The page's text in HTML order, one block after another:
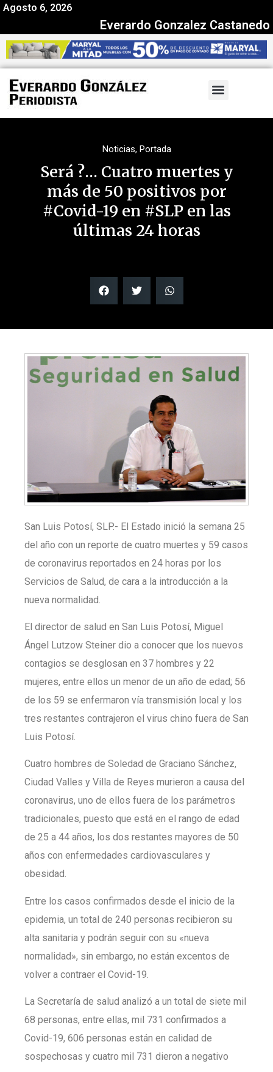
Agosto 6, 2026
Everardo Gonzalez Castanedo
Noticias, Portada
Será ?… Cuatro muertes y
más de 50 positivos por
#Covid-19 en #SLP en las
últimas 24 horas
San Luis Potosí, SLP.- El Estado inició la semana 25
del año con un reporte de cuatro muertes y 59 casos
de coronavirus reportados en 24 horas por los
Servicios de Salud, de cara a la introducción a la
nueva normalidad.
El director de salud en San Luis Potosí, Miguel
Ángel Lutzow Steiner dio a conocer que los nuevos
contagios se desglosan en 37 hombres y 22
mujeres, entre ellos un menor de un año de edad; 56
de los 59 se enfermaron vía transmisión local y los
tres restantes contrajeron el virus chino fuera de San
Luis Potosí.
Cuatro hombres de Soledad de Graciano Sánchez,
Ciudad Valles y Villa de Reyes murieron a causa del
coronavirus, uno de ellos fuera de los parámetros
tradicionales, puesto que está en el rango de edad
de 25 a 44 años, los dos restantes mayores de 50
años con enfermedades cardiovasculares y
obesidad.
Entre los casos confirmados desde el inicio de la
epidemia, un total de 240 personas recibieron su
alta sanitaria y podrán seguir con su «nueva
normalidad», sin embargo, no están excentos de
volver a contraer el Covid-19.
La Secretaría de salud analizó a un total de siete mil
68 personas, entre ellas, mil 731 confirmados a
Covid-19, 606 personas están en calidad de
sospechosas y cuatro mil 731 dieron a negativo